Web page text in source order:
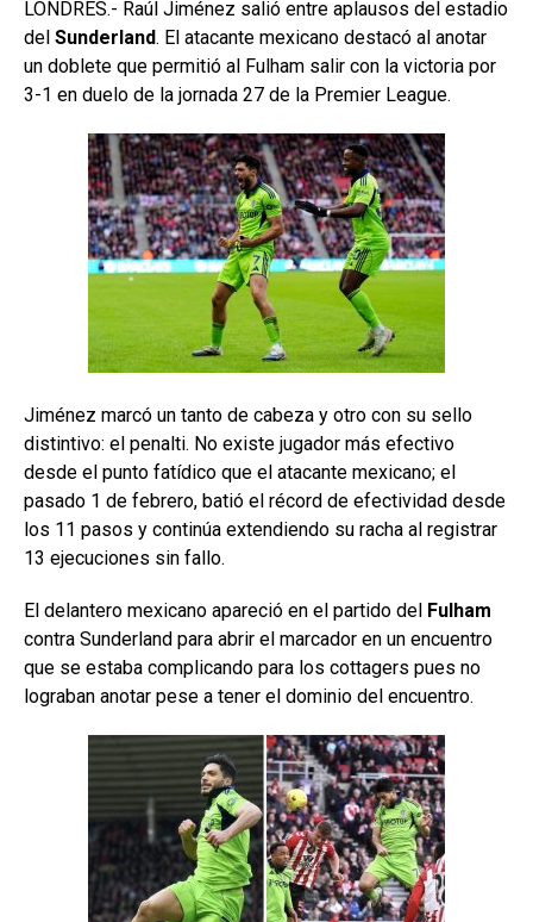
LONDRES.- Raúl Jiménez salió entre aplausos del estadio
del Sunderland. El atacante mexicano destacó al anotar
un doblete que permitió al Fulham salir con la victoria por
3-1 en duelo de la jornada 27 de la Premier League.
Jiménez marcó un tanto de cabeza y otro con su sello
distintivo: el penalti. No existe jugador más efectivo
desde el punto fatídico que el atacante mexicano; el
pasado 1 de febrero, batió el récord de efectividad desde
los 11 pasos y continúa extendiendo su racha al registrar
13 ejecuciones sin fallo.
El delantero mexicano apareció en el partido del Fulham
contra Sunderland para abrir el marcador en un encuentro
que se estaba complicando para los cottagers pues no
lograban anotar pese a tener el dominio del encuentro.